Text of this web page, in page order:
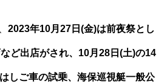
2023年10月27日(金)は前夜祭とし
ど出店がされ、10月28日(土)の14
しご車の試乗、海保巡視艇一般公